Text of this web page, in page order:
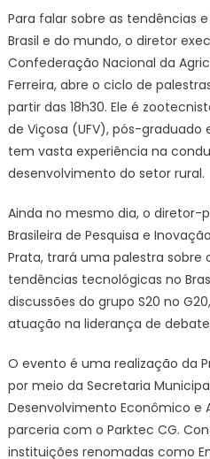
Para falar sobre as tendências
Brasil e do mundo, o diretor
Confederação Nacional da
Ferreira, abre o ciclo de
partir das 18h30. Ele é
de Viçosa (UFV), pós-
tem vasta experiência na
desenvolvimento do setor rural.
Ainda no mesmo dia, o diretor-
Brasileira de Pesquisa e
Prata, trará uma palestra sobre
tendências tecnológicas no
discussões do grupo S20 no
atuação na liderança de
O evento é uma realização da
por meio da Secretaria
Desenvolvimento Econômico e
parceria com o Parktec CG.
instituições renomadas como